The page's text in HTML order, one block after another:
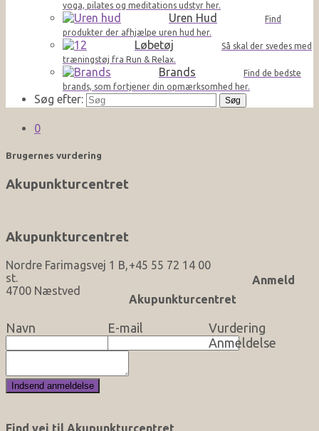
yoga, pilates og meditations udstyr her.
Uren Hud
Find
produkter der afhjælpe uren hud her.
Løbetøj
Så skal der svedes med
træningstøj fra Run & Relax.
Brands
Find de bedste
brands, som fortjener din opmærksomhed her.
Søg efter:
0
Brugernes vurdering
Akupunkturcentret
Akupunkturcentret
Nordre Farimagsvej 1 B,
st.
4700 Næstved
+45 55 72 14 00
Anmeld
Akupunkturcentret
Navn E-mail
Vurdering
Anmeldelse
Find vej til Akupunkturcentret